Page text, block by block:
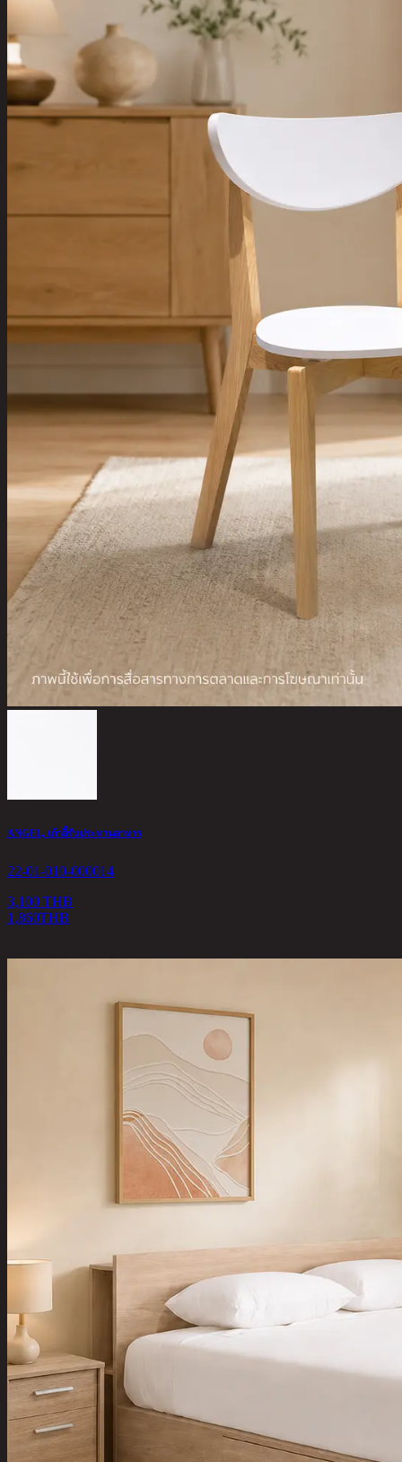
ANGEL, เก้าอี้รับประทานอาหาร
22-01-010-000014
3,100 THB
1,860THB